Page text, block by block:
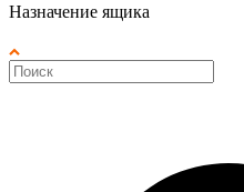
Назначение ящика